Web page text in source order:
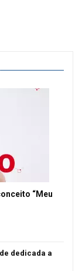
“Meu
dedicada a